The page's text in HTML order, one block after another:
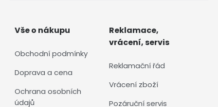
Vše o nákupu
Obchodní podmínky
Doprava a cena
Ochrana osobních
údajů
Reklamace,
vrácení, servis
Reklamační řád
Vrácení zboží
Pozáruční servis